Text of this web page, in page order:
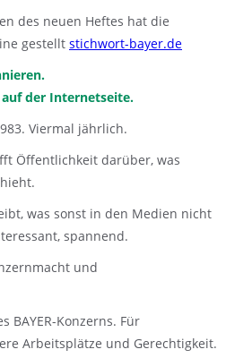
des neuen Heftes hat die
gestellt stichwort-bayer.de
der Internetseite.
Viermal jährlich.
Öffentlichkeit darüber, was
was sonst in den Medien nicht
spannend.
und
BAYER-Konzerns. Für
Arbeitsplätze und Gerechtigkeit.